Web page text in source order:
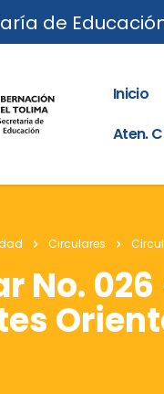
de
Inicio
Aten.
Circulares
No.